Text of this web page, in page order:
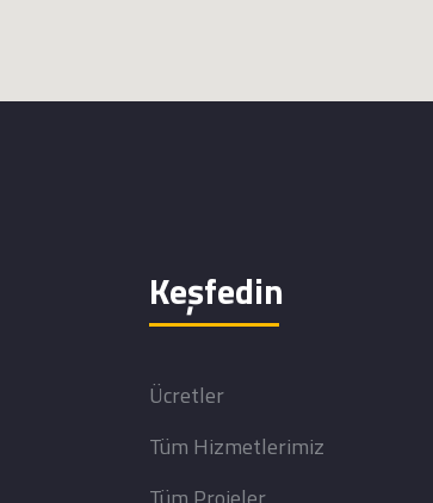
Keşfedin
Ücretler
Tüm Hizmetlerimiz